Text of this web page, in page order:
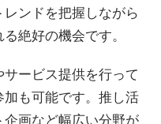
ンドを把握しながら
絶好の機会です。
ービス提供を行って
も可能です。推し活
画など幅広い分野が